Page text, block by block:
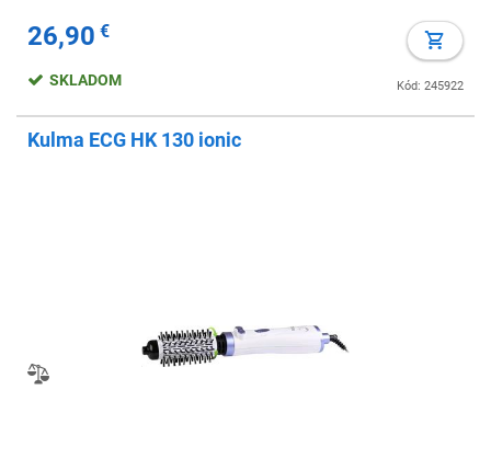
26,90 €
Kód: 245922
SKLADOM
Kulma ECG HK 130 ionic